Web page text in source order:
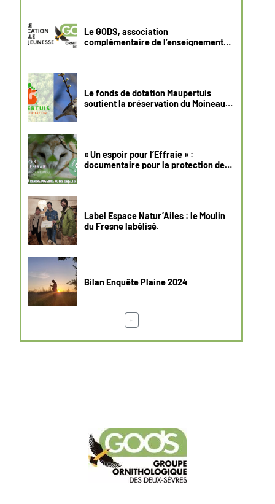
Le GODS, association
complémentaire de l’enseignement
Le fonds de dotation Maupertuis
soutient la préservation du Moineau
« Un espoir pour l’Effraie » :
documentaire pour la protection de
Label Espace Natur’Ailes : le Moulin
du Fresne labélisé.
Bilan Enquête Plaine 2024
+